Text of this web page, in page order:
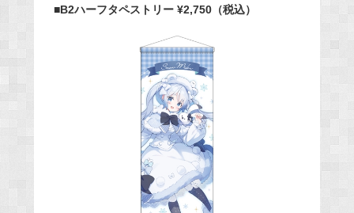
■B2ハーフタペストリー ¥2,750（税込）